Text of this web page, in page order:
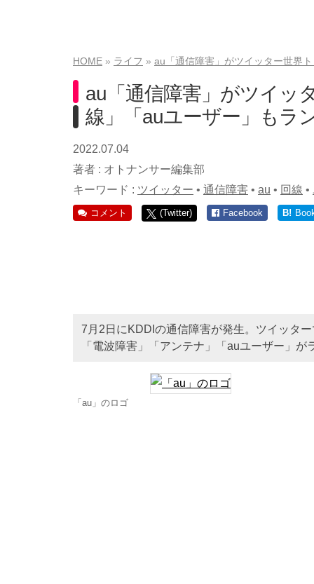
HOME ライフ au「通信障害」がツイッター世界
au「通信障害」がツイッ
線」「auユーザー」もラ
2022.07.04
著者 : オトナンサー編集部
キーワード : ツイッター • 通信障害 • au • 回線 •
コメント (Twitter) Facebook B!
7月2日にKDDIの通信障害が発生。ツイッタ
「電波障害」「アンテナ」「auユーザー」が
「au」のロゴ